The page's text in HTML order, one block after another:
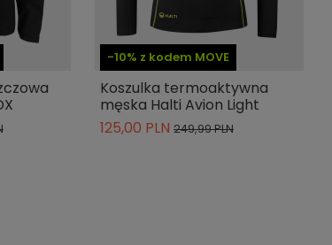
Tak
Tak
Nie
-10% z kodem MOVE
Koszulka termoaktywna
męska Halti Avion Light
125,00 PLN 249,99 PLN